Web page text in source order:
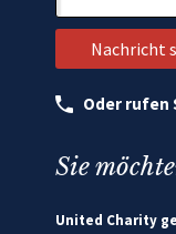
Oder rufen
Sie
United Charity